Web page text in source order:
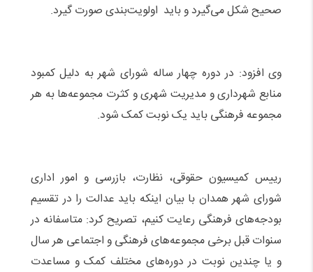
صحیح شکل می‌گیرد و باید اولویت‌بندی صورت گیرد.
وی افزود: در دوره چهار ساله شورای شهر به دلیل کمبود
منابع شهرداری و مدیریت شهری و کثرت مجموعه‌ها به هر
مجموعه فرهنگی باید یک نوبت کمک شود.
رییس کمیسیون حقوقی، نظارت، بازرسی و امور اداری
شورای شهر همدان با بیان اینکه باید عدالت را در تقسیم
بودجه‌های فرهنگی رعایت کنیم، تصریح کرد: متاسفانه در
سنوات قبل برخی مجموعه‌های فرهنگی و اجتماعی هر سال
و یا چندین نوبت در دوره‌های مختلف کمک و مساعدت